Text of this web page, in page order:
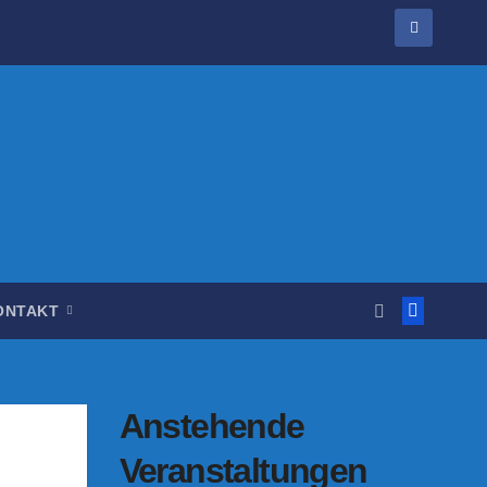
Anstehende
Veranstaltungen